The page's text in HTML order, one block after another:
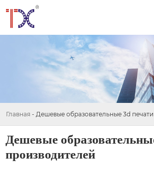
Главная - Дешевые образовательные 3d
Дешевые
производителей